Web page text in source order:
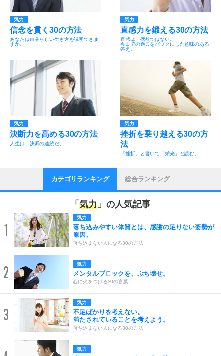
気力
信念を貫く30の方法
あなたは自分らしい生き方を説明できま
すか。
気力
直感力を鍛える30の方法
直感は、偶然ではない。
今までの過去をバックにした意味のある
答え。
気力
決断力を高める30の方法
人生は、決断の連続だ。
気力
挫折を乗り越える30の方
法
「挫折」と書いて「栄光」と読む。
カテゴリランキング 総合ランキング
「 気力 」の人気記事
1
気力
落ち込みやすい体質とは、感謝の足りない姿勢が
原因。
落ち込まない人になる30の方法
2 気力
メンタルブロックを、ぶち壊せ。
心に火をつける30の言葉
3
気力
不足ばかりを考えない。
満たされていることを考えよう。
落ち込まない人になる30の方法
気力